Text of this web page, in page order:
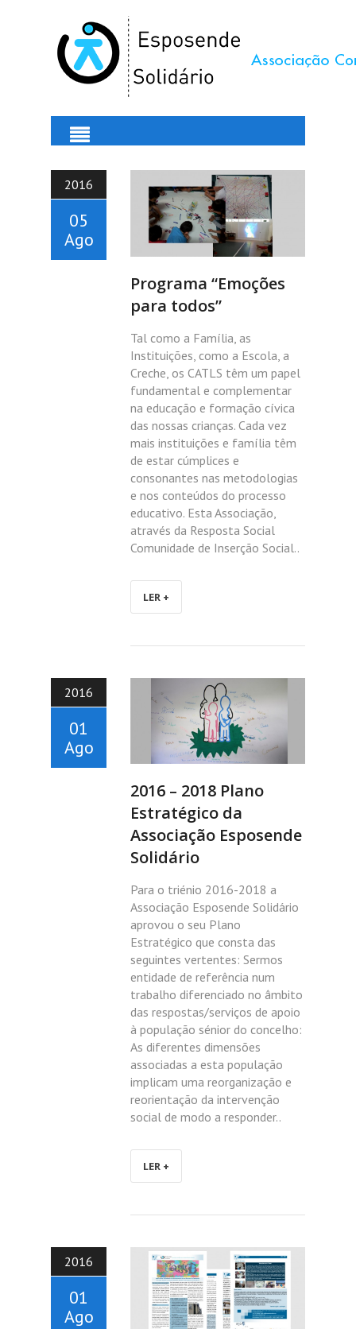
2016
05
Ago
Programa “Emoções
para todos”
Tal como a Família, as
Instituições, como a Escola, a
Creche, os CATLS têm um papel
fundamental e complementar
na educação e formação cívica
das nossas crianças. Cada vez
mais instituições e família têm
de estar cúmplices e
consonantes nas metodologias
e nos conteúdos do processo
educativo. Esta Associação,
através da Resposta Social
Comunidade de Inserção Social..
LER +
2016
01
Ago
2016 – 2018 Plano
Estratégico da
Associação Esposende
Solidário
Para o triénio 2016-2018 a
Associação Esposende Solidário
aprovou o seu Plano
Estratégico que consta das
seguintes vertentes: Sermos
entidade de referência num
trabalho diferenciado no âmbito
das respostas/serviços de apoio
à população sénior do concelho:
As diferentes dimensões
associadas a esta população
implicam uma reorganização e
reorientação da intervenção
social de modo a responder..
LER +
2016
01
Ago